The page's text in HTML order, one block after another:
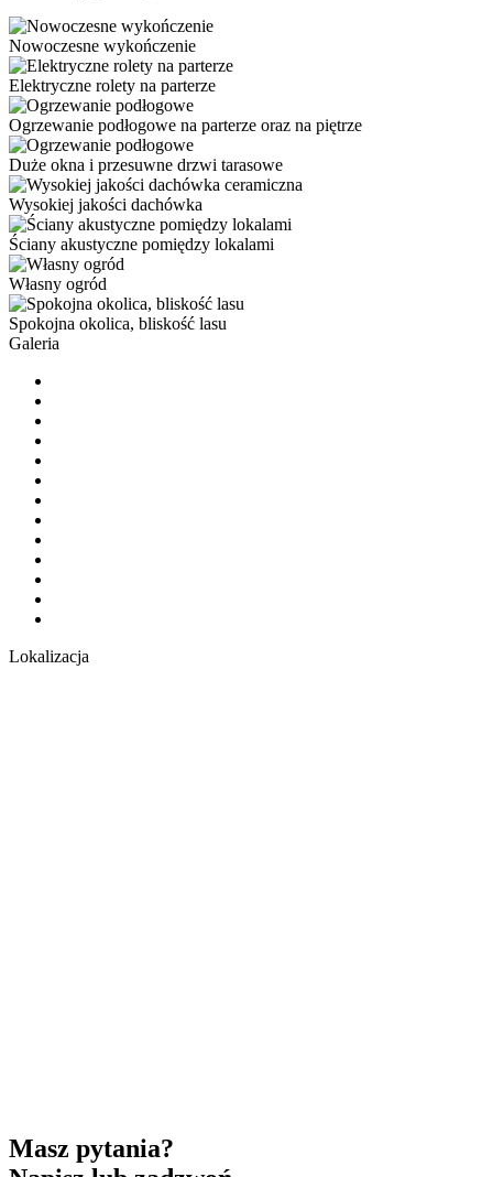
Nowoczesne wykończenie
Elektryczne rolety na parterze
Ogrzewanie podłogowe na parterze oraz na piętrze
Duże okna i przesuwne drzwi tarasowe
Wysokiej jakości dachówka
Ściany akustyczne pomiędzy lokalami
Własny ogród
Spokojna okolica, bliskość lasu
Galeria
Lokalizacja
Masz pytania?